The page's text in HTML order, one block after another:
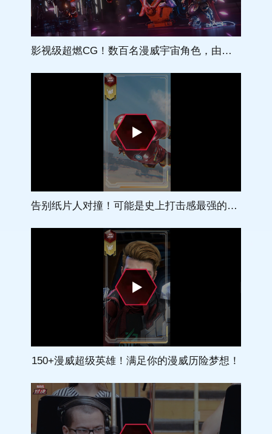
影视级超燃CG！数百名漫威宇宙角色，由你亲自组合搭配！
告别纸片人对撞！可能是史上打击感最强的竞技卡牌
150+漫威超级英雄！满足你的漫威历险梦想！